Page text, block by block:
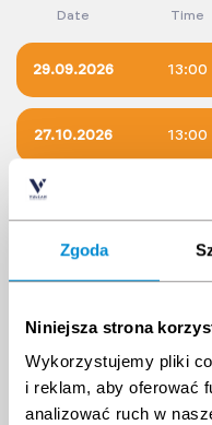
Zgoda
Niniejsza strona
Wykorzystujemy pliki
i reklam, aby oferować
analizować ruch w
Date Time
29.09.2026 13:00
27.10.2026 13:00
Choose different date
August 2026
10
11 12 13 14 15
17
18 19 20 21 22
24
25 26 27 28 29